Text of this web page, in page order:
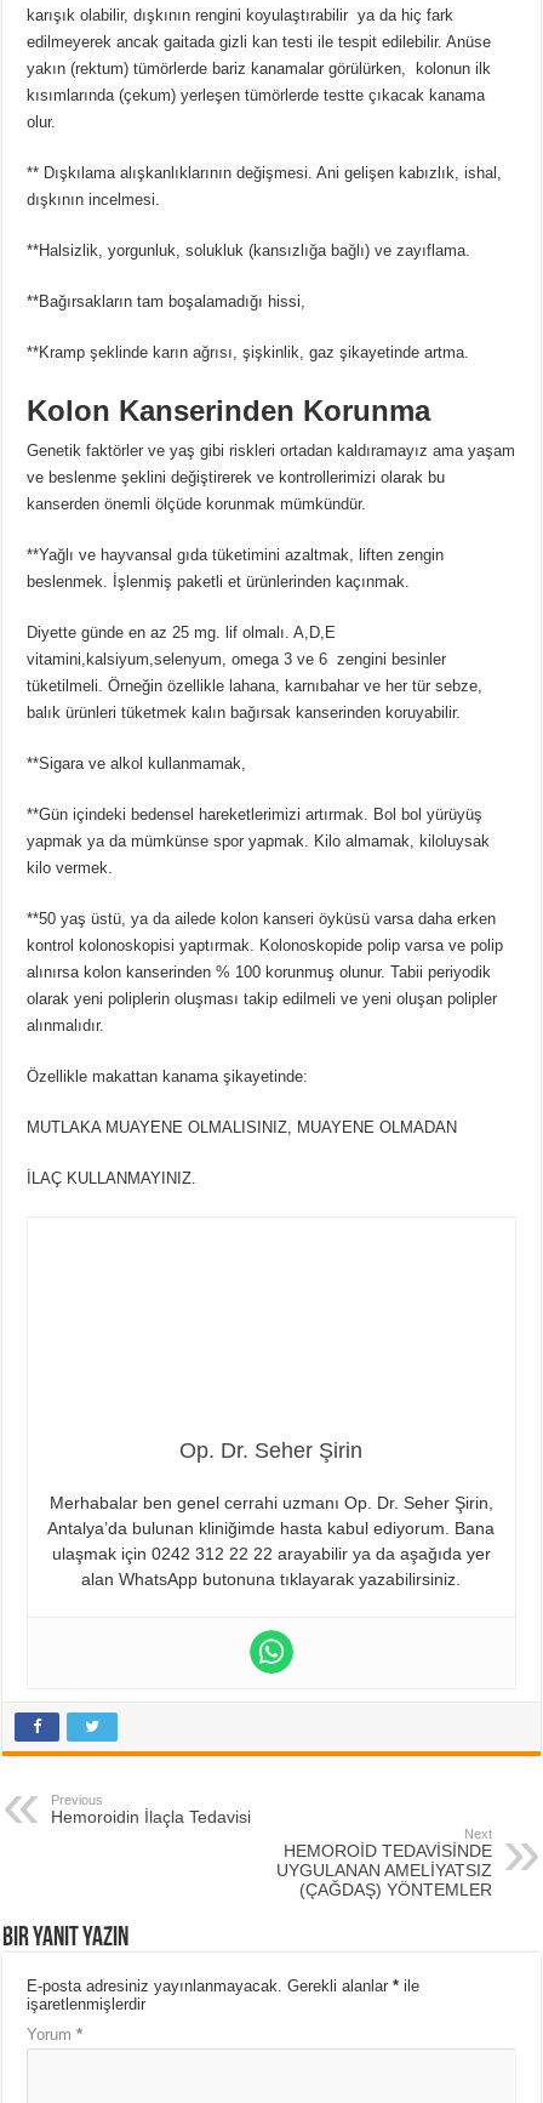
karışık olabilir, dışkının rengini koyulaştırabilir ya da hiç fark
edilmeyerek ancak gaitada gizli kan testi ile tespit edilebilir. Anüse
yakın (rektum) tümörlerde bariz kanamalar görülürken, kolonun ilk
kısımlarında (çekum) yerleşen tümörlerde testte çıkacak kanama
olur.
** Dışkılama alışkanlıklarının değişmesi. Ani gelişen kabızlık, ishal,
dışkının incelmesi.
**Halsizlik, yorgunluk, solukluk (kansızlığa bağlı) ve zayıflama.
**Bağırsakların tam boşalamadığı hissi,
**Kramp şeklinde karın ağrısı, şişkinlik, gaz şikayetinde artma.
Kolon Kanserinden Korunma
Genetik faktörler ve yaş gibi riskleri ortadan kaldıramayız ama yaşam
ve beslenme şeklini değiştirerek ve kontrollerimizi olarak bu
kanserden önemli ölçüde korunmak mümkündür.
**Yağlı ve hayvansal gıda tüketimini azaltmak, liften zengin
beslenmek. İşlenmiş paketli et ürünlerinden kaçınmak.
Diyette günde en az 25 mg. lif olmalı. A,D,E
vitamini,kalsiyum,selenyum, omega 3 ve 6 zengini besinler
tüketilmeli. Örneğin özellikle lahana, karnıbahar ve her tür sebze,
balık ürünleri tüketmek kalın bağırsak kanserinden koruyabilir.
**Sigara ve alkol kullanmamak,
**Gün içindeki bedensel hareketlerimizi artırmak. Bol bol yürüyüş
yapmak ya da mümkünse spor yapmak. Kilo almamak, kiloluysak
kilo vermek.
**50 yaş üstü, ya da ailede kolon kanseri öyküsü varsa daha erken
kontrol kolonoskopisi yaptırmak. Kolonoskopide polip varsa ve polip
alınırsa kolon kanserinden % 100 korunmuş olunur. Tabii periyodik
olarak yeni poliplerin oluşması takip edilmeli ve yeni oluşan polipler
alınmalıdır.
Özellikle makattan kanama şikayetinde:
MUTLAKA MUAYENE OLMALISINIZ, MUAYENE OLMADAN
İLAÇ KULLANMAYINIZ.
Op. Dr. Seher Şirin
Merhabalar ben genel cerrahi uzmanı Op. Dr. Seher Şirin,
Antalya’da bulunan kliniğimde hasta kabul ediyorum. Bana
ulaşmak için 0242 312 22 22 arayabilir ya da aşağıda yer
alan WhatsApp butonuna tıklayarak yazabilirsiniz.
Previous
Hemoroidin İlaçla Tedavisi
Next
HEMOROİD TEDAVİSİNDE
UYGULANAN AMELİYATSIZ
(ÇAĞDAŞ) YÖNTEMLER
Bir yanıt yazın
E-posta adresiniz yayınlanmayacak. Gerekli alanlar* ile
işaretlenmişlerdir
Yorum*